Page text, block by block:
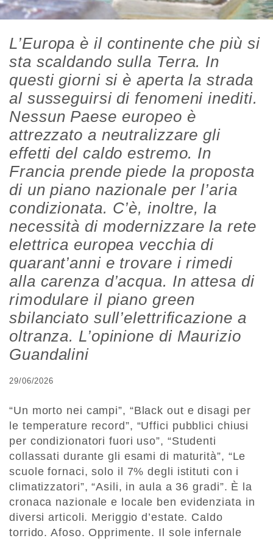
L’Europa è il continente che più si
sta scaldando sulla Terra. In
questi giorni si è aperta la strada
al susseguirsi di fenomeni inediti.
Nessun Paese europeo è
attrezzato a neutralizzare gli
effetti del caldo estremo. In
Francia prende piede la proposta
di un piano nazionale per l’aria
condizionata. C’è, inoltre, la
necessità di modernizzare la rete
elettrica europea vecchia di
quarant’anni e trovare i rimedi
alla carenza d’acqua. In attesa di
rimodulare il piano green
sbilanciato sull’elettrificazione a
oltranza. L’opinione di Maurizio
Guandalini
29/06/2026
“Un morto nei campi”, “Black out e disagi per
le temperature record”, “Uffici pubblici chiusi
per condizionatori fuori uso”, “Studenti
collassati durante gli esami di maturità”, “Le
scuole fornaci, solo il 7% degli istituti con i
climatizzatori”, “Asili, in aula a 36 gradi”. È la
cronaca nazionale e locale ben evidenziata in
diversi articoli. Meriggio d’estate. Caldo
torrido. Afoso. Opprimente. Il sole infernale